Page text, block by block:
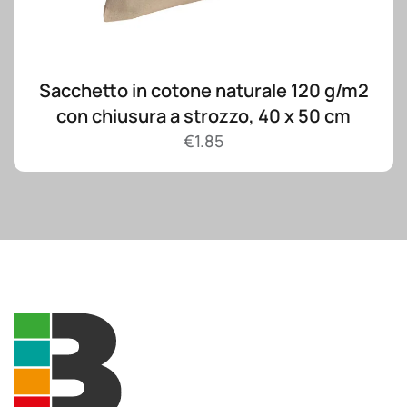
Sacchetto in cotone naturale 120 g/m2
con chiusura a strozzo, 40 x 50 cm
€1.85